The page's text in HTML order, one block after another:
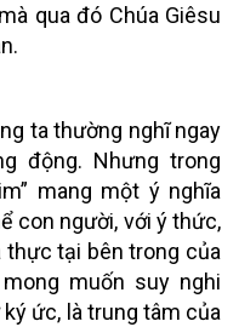
qua đó Chúa Giêsu
ta thường nghĩ ngay
động. Nhưng trong
mang một ý nghĩa
con người, với ý thức,
thực tại bên trong của
muốn suy nghi
ức, là trung tâm của